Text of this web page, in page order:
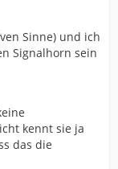
Sinne) und ich
Signalhorn sein
kennt sie ja
das die